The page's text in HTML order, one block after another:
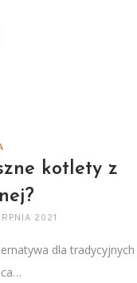
kotlety z
2021
dla tradycyjnych